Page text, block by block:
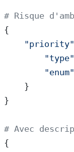
# Risque
{
    "priority"
        "type"
        "enum"
    }
}
# Avec
{